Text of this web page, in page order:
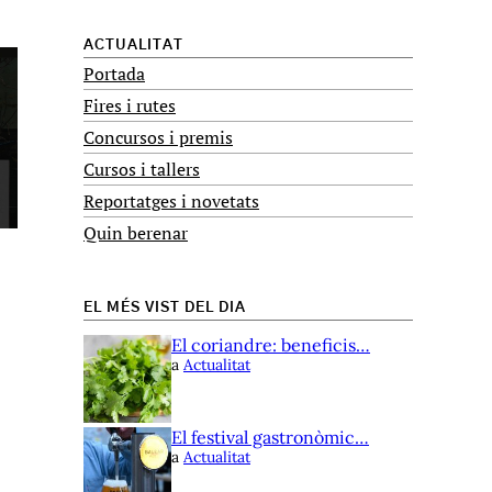
ACTUALITAT
Portada
Fires i rutes
Concursos i premis
Cursos i tallers
Reportatges i novetats
Quin berenar
EL MÉS VIST DEL DIA
El coriandre: beneficis…
a Actualitat
El festival gastronòmic…
a Actualitat